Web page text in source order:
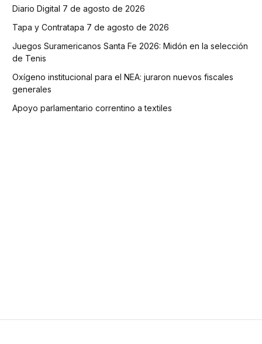
Diario Digital 7 de agosto de 2026
Tapa y Contratapa 7 de agosto de 2026
Juegos Suramericanos Santa Fe 2026: Midón en la selección
de Tenis
Oxígeno institucional para el NEA: juraron nuevos fiscales
generales
Apoyo parlamentario correntino a textiles